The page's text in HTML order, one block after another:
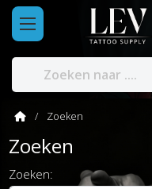
Zoeken
Zoeken
Zoeken: